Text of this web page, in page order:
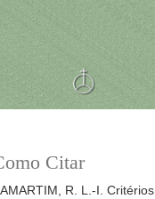
Citar
R. L.-I. Critérios